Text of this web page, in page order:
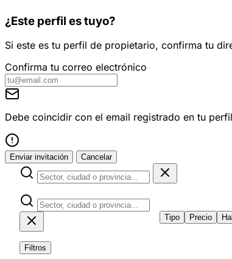
¿Este perfil es tuyo?
Si este es tu perfil de propietario, confirma tu
Confirma tu correo electrónico
Debe coincidir con el email registrado en tu perfil
Enviar invitación Cancelar
Tipo Precio
Filtros